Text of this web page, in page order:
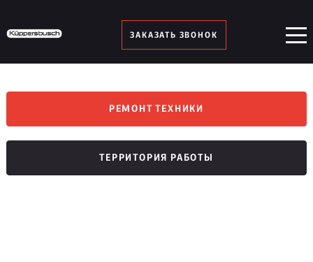
ЗАКАЗАТЬ ЗВОНОК
РЕМОНТ ТЕХНИКИ
ТЕРРИТОРИЯ РАБОТЫ